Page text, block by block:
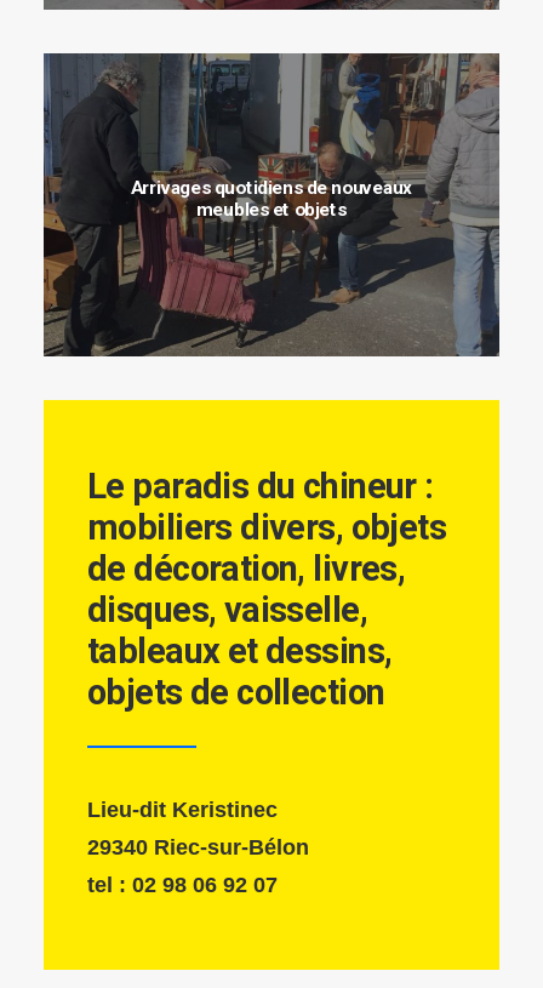
Arrivages quotidiens de nouveaux
meubles et objets
Le paradis du chineur :
mobiliers divers, objets
de décoration, livres,
disques, vaisselle,
tableaux et dessins,
objets de collection
Lieu-dit Keristinec
29340 Riec-sur-Bélon
tel : 02 98 06 92 07